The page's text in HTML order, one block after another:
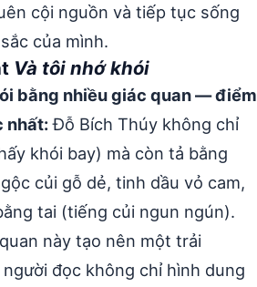
cội nguồn và tiếp tục sống
của mình.
Và tôi nhớ khói
bằng nhiều giác quan — điểm
nhất:Đỗ Bích Thúy không chỉ
khói bay) mà còn tả bằng
củi gỗ dẻ, tinh dầu vỏ cam,
tai (tiếng củi ngun ngún).
này tạo nên một trải
đọc không chỉ hình dung